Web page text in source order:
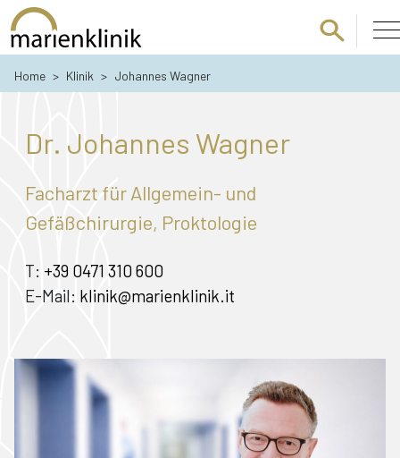
Zum Hauptinhalt springen
Home > Klinik > Johannes Wagner
Dr. Johannes Wagner
Facharzt für Allgemein- und
Gefäßchirurgie, Proktologie
T: +39 0471 310 600
E-Mail: klinik@marienklinik.it